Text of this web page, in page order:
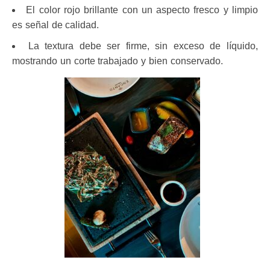
El color rojo brillante con un aspecto fresco y limpio
es señal de calidad.
La textura debe ser firme, sin exceso de líquido,
mostrando un corte trabajado y bien conservado.